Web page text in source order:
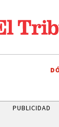
AGUA POTABLE
PUBLICIDAD